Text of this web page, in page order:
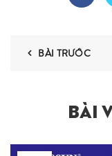
BÀI TRƯỚC
BÀI